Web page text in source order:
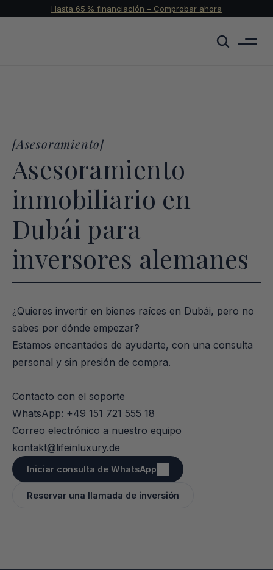
Hasta 65 % financiación – Comprobar ahora
[Asesoramiento]
Asesoramiento
inmobiliario en
Dubái para
inversores alemanes
¿Quieres invertir en bienes raíces en Dubái, pero no
sabes por dónde empezar?
Estamos encantados de ayudarte, con una consulta
personal y sin presión de compra.
Contacto con el soporte
WhatsApp: +49 151 721 555 18
Correo electrónico a nuestro equipo
kontakt@lifeinluxury.de
Iniciar consulta de WhatsApp
Reservar una llamada de inversión